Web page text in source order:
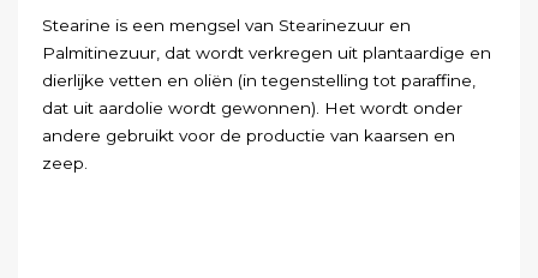
Stearine is een mengsel van Stearinezuur en
Palmitinezuur, dat wordt verkregen uit plantaardige en
dierlijke vetten en oliën (in tegenstelling tot paraffine,
dat uit aardolie wordt gewonnen). Het wordt onder
andere gebruikt voor de productie van kaarsen en
zeep.